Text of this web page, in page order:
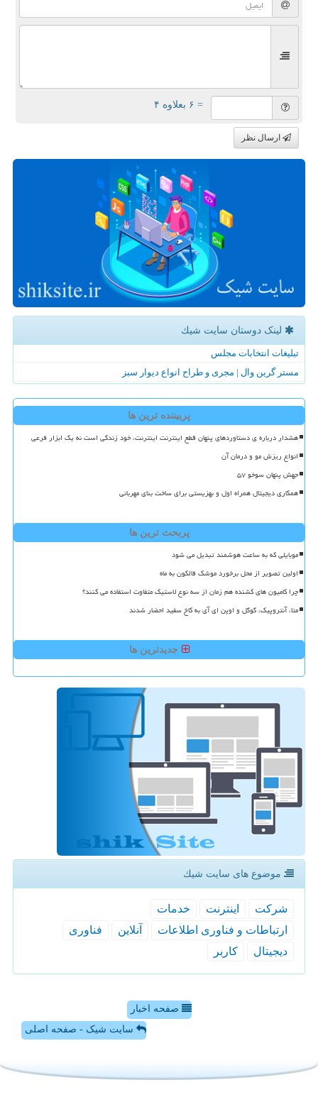
= ۶ بعلاوه ۴
ارسال نظر
لینک دوستان سایت شیك
تبلیغات انتخابات مجلس
مستر گرین وال | مجری و طراح انواع دیوار سبز
پربیننده ترین ها
هشدار درباره ی دستاوردهای پنهان قطع اینترنت اینترنت، خود زندگی است نه یک ابزار فرعی
انواع ریزش مو و درمان آن
جهش پنهان سوخو ۵۷
همکاری دیجیتال همراه اول و بهزیستی برای ساخت بنای مهربانی
پربحث ترین ها
موبایلی که به ساعت هوشمند تبدیل می شود
اولین تصویر از محل برخورد موشک فالکون به ماه
چرا کامیون های کشنده هم زمان از سه نوع لاستیک متفاوت استفاده می کنند؟
متا، آنتروپیک، گوگل و اوپن ای آی به کاخ سفید احضار شدند
جدیدترین ها
موضوع های سایت شیك
شركت اینترنت
خدمات
ارتباطات و فناوری اطلاعات
آنلاین
فناوری
دیجیتال
كاربر
صفحه اخبار
سایت شیک - صفحه اصلی